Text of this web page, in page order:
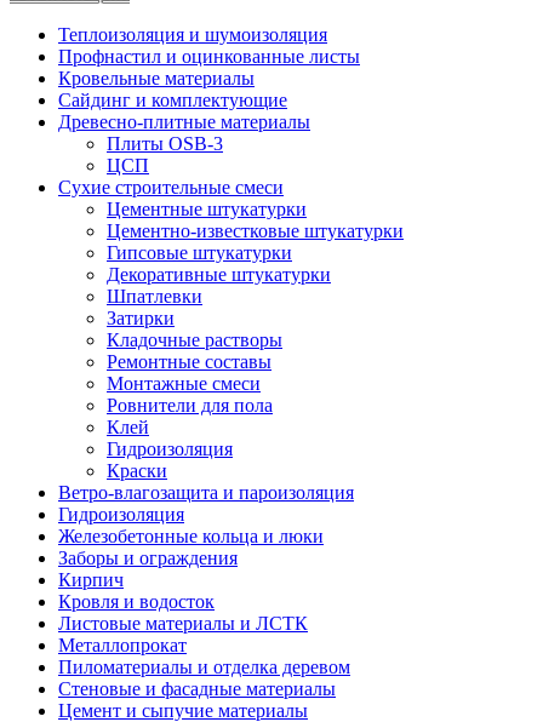
Теплоизоляция и шумоизоляция
Профнастил и оцинкованные листы
Кровельные материалы
Сайдинг и комплектующие
Древесно-плитные материалы
Плиты OSB-3
ЦСП
Сухие строительные смеси
Цементные штукатурки
Цементно-известковые штукатурки
Гипсовые штукатурки
Декоративные штукатурки
Шпатлевки
Затирки
Кладочные растворы
Ремонтные составы
Монтажные смеси
Ровнители для пола
Клей
Гидроизоляция
Краски
Ветро-влагозащита и пароизоляция
Гидроизоляция
Железобетонные кольца и люки
Заборы и ограждения
Кирпич
Кровля и водосток
Листовые материалы и ЛСТК
Металлопрокат
Пиломатериалы и отделка деревом
Стеновые и фасадные материалы
Цемент и сыпучие материалы